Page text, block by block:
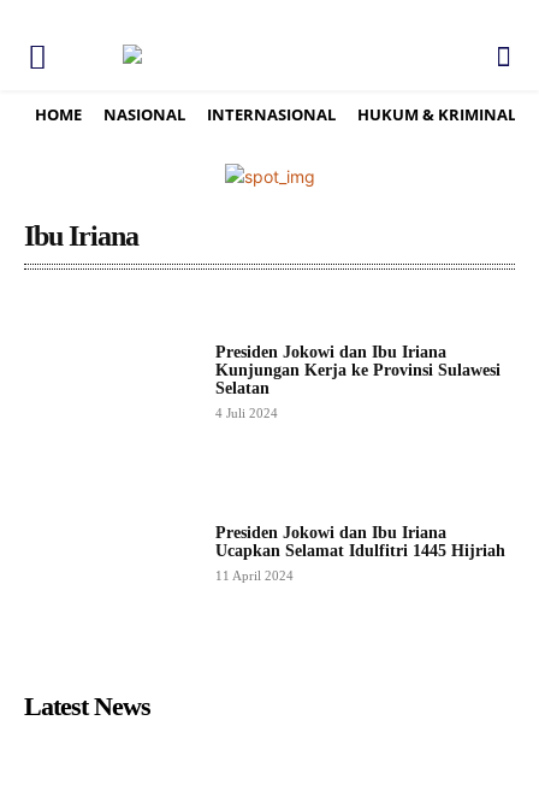
HOME NASIONAL INTERNASIONAL HUKUM & KRIMINAL
Ibu Iriana
Presiden Jokowi dan Ibu Iriana
Kunjungan Kerja ke Provinsi Sulawesi
Selatan
4 Juli 2024
Presiden Jokowi dan Ibu Iriana
Ucapkan Selamat Idulfitri 1445 Hijriah
11 April 2024
Latest News